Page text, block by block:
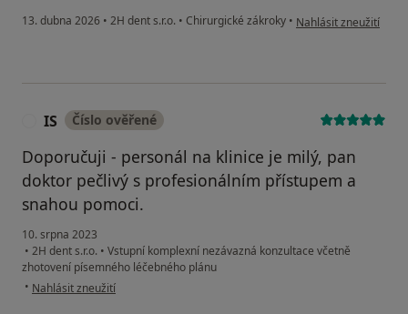
13. dubna 2026 • 2H dent s.r.o. • Chirurgické zákroky • podle názoru
Nahlásit zneužití
IS Číslo ověřené
Doporučuji - personál na klinice je milý, pan
doktor pečlivý s profesionálním přístupem a
snahou pomoci.
10. srpna 2023
• 2H dent s.r.o. • Vstupní komplexní nezávazná konzultace včetně
zhotovení písemného léčebného plánu
• podle názoru uživatele IS
Nahlásit zneužití